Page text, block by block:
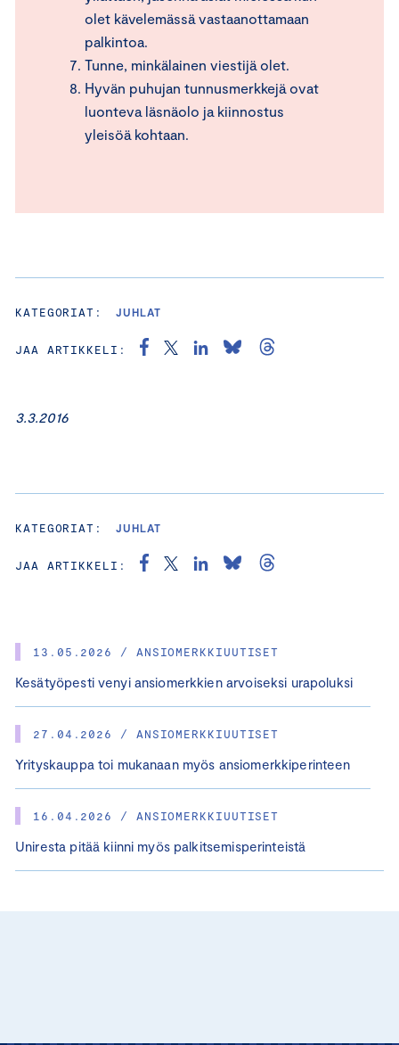
3.3.2016
KATEGORIAT: JUHLAT
JAA ARTIKKELI:
13.05.2026 / ANSIOMERKKIUUTISET
Kesätyöpesti venyi ansiomerkkien arvoiseksi urapoluksi
27.04.2026 / ANSIOMERKKIUUTISET
Yrityskauppa toi mukanaan myös ansiomerkkiperinteen
16.04.2026 / ANSIOMERKKIUUTISET
Uniresta pitää kiinni myös palkitsemisperinteistä
olet kävelemässä vastaanottamaan
palkintoa.
Tunne, minkälainen viestijä olet.
Hyvän puhujan tunnusmerkkejä ovat
luonteva läsnäolo ja kiinnostus
yleisöä kohtaan.
KATEGORIAT: JUHLAT
JAA ARTIKKELI: